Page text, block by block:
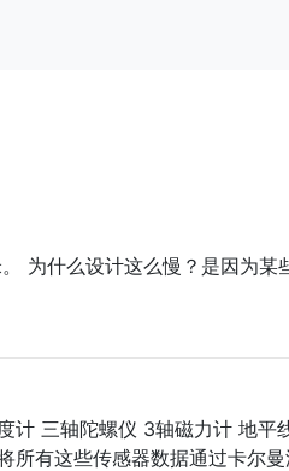
为什么设计这么慢？是因为某
计 三轴陀螺仪 3轴磁力计 地平
所有这些传感器数据通过卡尔曼